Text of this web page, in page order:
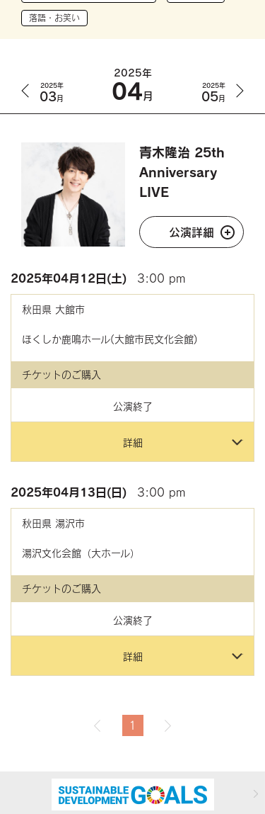
落語・お笑い
2025年
03月
2025年
04月
2025年
05月
青木隆治 25th
Anniversary
LIVE
公演詳細
2025年04月12日(土) 3:00 pm
秋田県 大館市
ほくしか鹿鳴ホール(大館市民文化会館)
チケットのご購入
公演終了
詳細
2025年04月13日(日) 3:00 pm
秋田県 湯沢市
湯沢文化会館（大ホール）
チケットのご購入
公演終了
詳細
1